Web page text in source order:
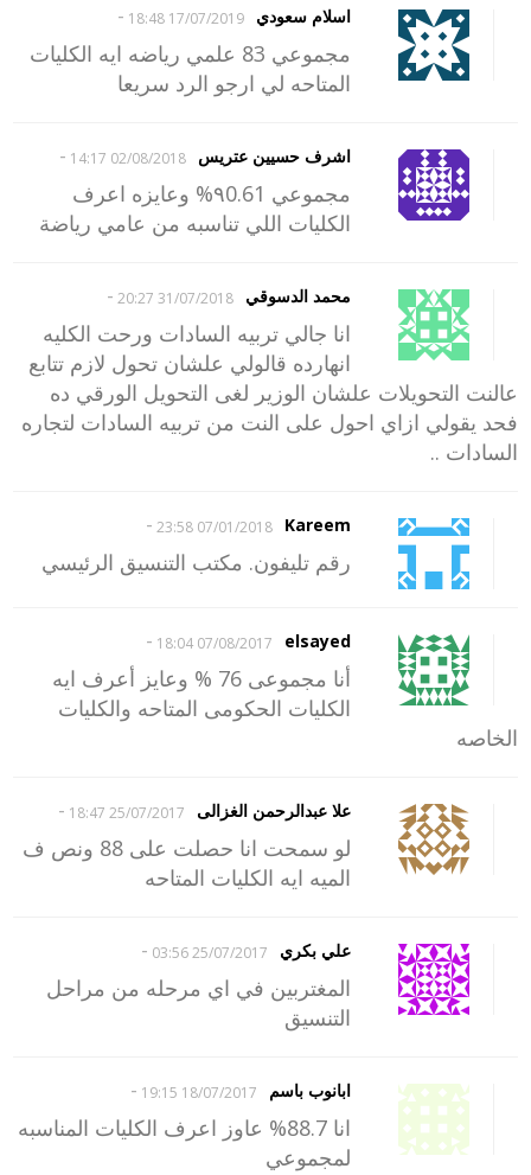
اسلام سعودي 17/07/2019 18:48
-
مجموعي 83 علمي رياضه ايه الكليات
المتاحه لي ارجو الرد سريعا
اشرف حسيين عتريس 02/08/2018 14:17
-
مجموعي ٩0.61% وعايزه اعرف
الكليات اللي تناسبه من عامي رياضة
محمد الدسوقي 31/07/2018 20:27
-
انا جالي تربيه السادات ورحت الكليه
انهارده قالولي علشان تحول لازم تتابع
عالنت التحويلات علشان الوزير لغى التحويل الورقي ده
فحد يقولي ازاي احول على النت من تربيه السادات لتجاره
السادات ..
Kareem
07/01/2018 23:58
-
رقم تليفون. مكتب التنسيق الرئيسي
elsayed
07/08/2017 18:04
-
أنا مجموعى 76 % وعايز أعرف ايه
الكليات الحكومى المتاحه والكليات
الخاصه
علا عبدالرحمن الغزالى 25/07/2017 18:47
-
لو سمحت انا حصلت على 88 ونص ف
الميه ايه الكليات المتاحه
علي بكري 25/07/2017 03:56
-
المغتربين في اي مرحله من مراحل
التنسيق
ابانوب باسم 18/07/2017 19:15
-
انا 88.7% عاوز اعرف الكليات المناسبه
لمجموعي